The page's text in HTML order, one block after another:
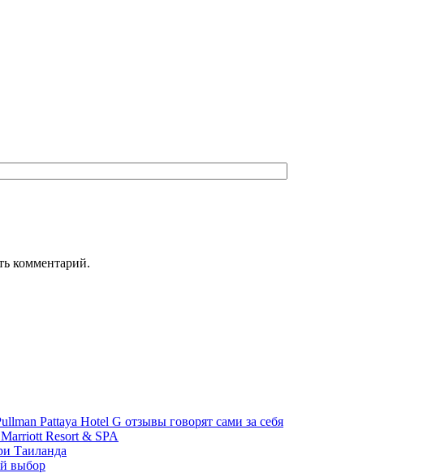
комментарий.
Pattaya Hotel G отзывы говорят сами за себя
Resort & SPA
Таиланда
выбор